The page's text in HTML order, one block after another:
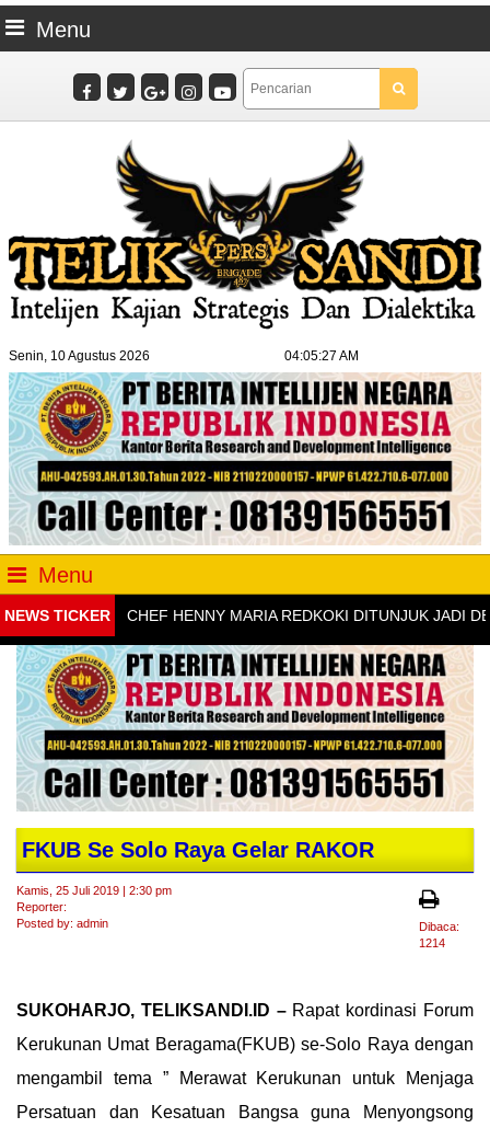
Menu
Senin, 10 Agustus 2026 04:05:28 AM
Menu
NEWS TICKERCHEF HENNY MARIA REDKOKI DITUNJUK JADI
FKUB Se Solo Raya Gelar RAKOR
Kamis, 25 Juli 2019 | 2:30 pm
Reporter:
Posted by: admin
Dibaca:
1214
SUKOHARJO, TELIKSANDI.ID –Rapat kordinasi Forum
Kerukunan Umat Beragama(FKUB) se-Solo Raya dengan
mengambil tema ” Merawat Kerukunan untuk Menjaga
Persatuan dan Kesatuan Bangsa guna Menyongsong